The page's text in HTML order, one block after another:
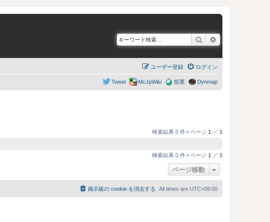
検索
ログイン
ユーザー登録
Dynmap
投票
McJpWiki
Tweet
検索結果 0 件 • ページ 1 ／ 1
検索結果 0 件 • ページ 1 ／ 1
ページ移動
All times are UTC+09:00
掲示板の cookie を消去する